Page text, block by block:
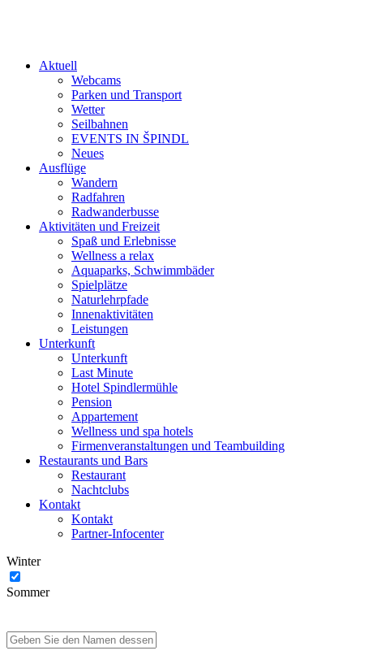
Aktuell
Webcams
Parken und Transport
Wetter
Seilbahnen
EVENTS IN ŠPINDL
Neues
Ausflüge
Wandern
Radfahren
Radwanderbusse
Aktivitäten und Freizeit
Spaß und Erlebnisse
Wellness a relax
Aquaparks, Schwimmbäder
Spielplätze
Naturlehrpfade
Innenaktivitäten
Leistungen
Unterkunft
Unterkunft
Last Minute
Hotel Spindlermühle
Pension
Appartement
Wellness und spa hotels
Firmenveranstaltungen und Teambuilding
Restaurants und Bars
Restaurant
Nachtclubs
Kontakt
Kontakt
Partner-Infocenter
Winter
Sommer